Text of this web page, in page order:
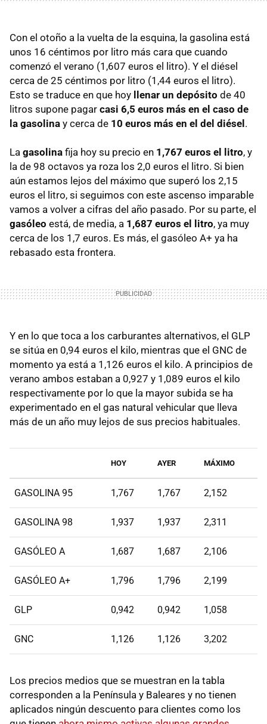
Con el otoño a la vuelta de la esquina, la gasolina está
unos 16 céntimos por litro más cara que cuando
comenzó el verano (1,607 euros el litro). Y el diésel
cerca de 25 céntimos por litro (1,44 euros el litro).
Esto se traduce en que hoy llenar un depósito de 40
litros supone pagar casi 6,5 euros más en el caso de
la gasolina y cerca de 10 euros más en el del diésel.
La gasolina fija hoy su precio en 1,767 euros el litro, y
la de 98 octavos ya roza los 2,0 euros el litro. Si bien
aún estamos lejos del máximo que superó los 2,15
euros el litro, si seguimos con este ascenso imparable
vamos a volver a cifras del año pasado. Por su parte, el
gasóleo está, de media, a 1,687 euros el litro, ya muy
cerca de los 1,7 euros. Es más, el gasóleo A+ ya ha
rebasado esta frontera.
Y en lo que toca a los carburantes alternativos, el GLP
se sitúa en 0,94 euros el kilo, mientras que el GNC de
momento ya está a 1,126 euros el kilo. A principios de
verano ambos estaban a 0,927 y 1,089 euros el kilo
respectivamente por lo que la mayor subida se ha
experimentado en el gas natural vehicular que lleva
más de un año muy lejos de sus precios habituales.
HOY AYER MÁXIMO
GASOLINA 95 1,767 1,767 2,152
GASOLINA 98 1,937 1,937 2,311
GASÓLEO A 1,687 1,687 2,106
GASÓLEO A+ 1,796 1,796 2,199
GLP 0,942 0,942 1,058
GNC 1,126 1,126 3,202
Los precios medios que se muestran en la tabla
corresponden a la Península y Baleares y no tienen
aplicados ningún descuento para clientes como los